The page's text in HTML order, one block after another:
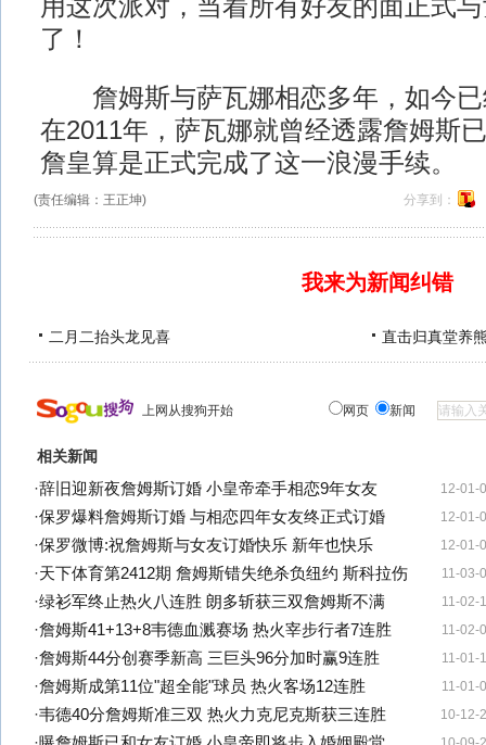
用这次派对，当着所有好友的面正式
了！
詹姆斯与萨瓦娜相恋多年，如今已
在2011年，萨瓦娜就曾经透露詹姆斯
詹皇算是正式完成了这一浪漫手续。
(责任编辑：王正坤) 分享到：
我来为新闻纠错
二月二抬头龙见喜 直击归真堂养
上网从搜狗开始 网页 新闻
相关新闻
12-01-
·辞旧迎新夜詹姆斯订婚 小皇帝牵手相恋9年女友
12-01-
·保罗爆料詹姆斯订婚 与相恋四年女友终正式订婚
12-01-
·保罗微博:祝詹姆斯与女友订婚快乐 新年也快乐
11-03-
·天下体育第2412期 詹姆斯错失绝杀负纽约 斯科拉伤
11-02-
·绿衫军终止热火八连胜 朗多斩获三双詹姆斯不满
11-02-
·詹姆斯41+13+8韦德血溅赛场 热火宰步行者7连胜
11-01-
·詹姆斯44分创赛季新高 三巨头96分加时赢9连胜
11-01-
·詹姆斯成第11位"超全能"球员 热火客场12连胜
10-12-
·韦德40分詹姆斯准三双 热火力克尼克斯获三连胜